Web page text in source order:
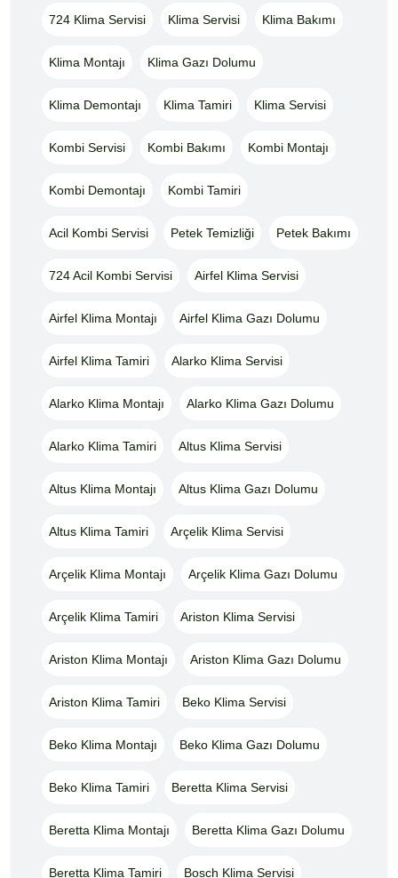
724 Klima Servisi Klima Servisi Klima Bakımı
Klima Montajı Klima Gazı Dolumu
Klima Demontajı Klima Tamiri Klima Servisi
Kombi Servisi Kombi Bakımı Kombi Montajı
Kombi Demontajı Kombi Tamiri
Acil Kombi Servisi Petek Temizliği Petek Bakımı
724 Acil Kombi Servisi Airfel Klima Servisi
Airfel Klima Montajı Airfel Klima Gazı Dolumu
Airfel Klima Tamiri Alarko Klima Servisi
Alarko Klima Montajı Alarko Klima Gazı Dolumu
Alarko Klima Tamiri Altus Klima Servisi
Altus Klima Montajı Altus Klima Gazı Dolumu
Altus Klima Tamiri Arçelik Klima Servisi
Arçelik Klima Montajı Arçelik Klima Gazı Dolumu
Arçelik Klima Tamiri Ariston Klima Servisi
Ariston Klima Montajı Ariston Klima Gazı Dolumu
Ariston Klima Tamiri Beko Klima Servisi
Beko Klima Montajı Beko Klima Gazı Dolumu
Beko Klima Tamiri Beretta Klima Servisi
Beretta Klima Montajı Beretta Klima Gazı Dolumu
Beretta Klima Tamiri Bosch Klima Servisi